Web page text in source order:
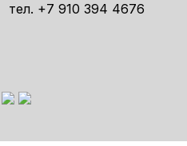
тел. +7 910 394 4676